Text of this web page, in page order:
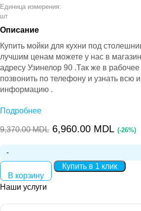
Единица измерения:
шт
Описание
Купить мойки для кухни под
лучшим ценам можете у нас в
адресу Узинелор 90 .Так же в
позвонить по телефону и узнать всю
информацию .
Толщина стали, мм: 3,0 — 1,2
Фактура поверхности: матовая черная
Размер мойки (ШхГхВ), мм:
Подробнее
9,370.00MDL 6,960.00 MDL (-26%)
Количество:
В корзину
Купить в 1 клик
Наши услуги